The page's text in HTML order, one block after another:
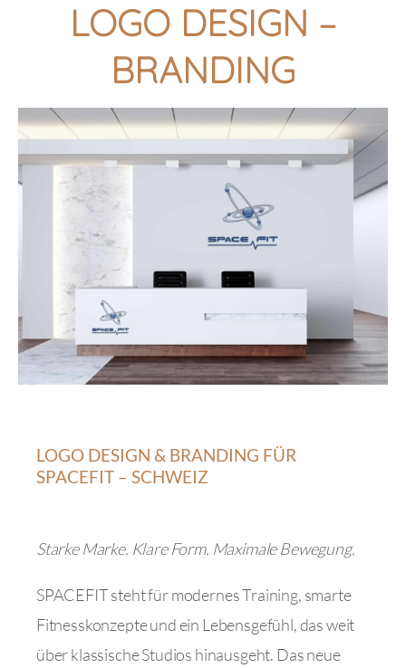
LOGO DESIGN –
BRANDING
LOGO DESIGN & BRANDING FÜR
SPACEFIT – SCHWEIZ
Starke Marke. Klare Form. Maximale Bewegung.
SPACEFIT steht für modernes Training, smarte
Fitnesskonzepte und ein Lebensgefühl, das weit
über klassische Studios hinausgeht. Das neue